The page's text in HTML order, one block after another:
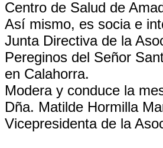
Centro de Salud de
Así mismo, es socia e
Junta Directiva de la
Pereginos del Señor
en Calahorra.
Modera y conduce la
Dña. Matilde Hormilla
Vicepresidenta de la